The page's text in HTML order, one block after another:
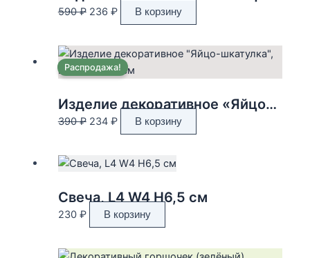
590₽ Первоначальная
составляла
590 ₽.
236 ₽Текущая
цена:
236 ₽.
В корзину
Распродажа!
Изделие декоративное «Яйцо-шкатулка», L8 W12,5 H9 см
390₽ Первоначальная
390 ₽.
234 ₽Текущая
цена:
В корзину
Свеча, L4 W4 H6,5 см
230 ₽ В корзину